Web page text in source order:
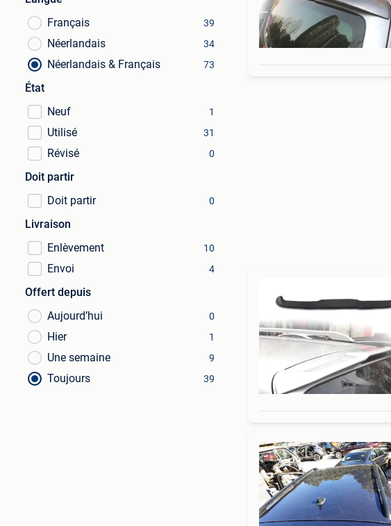
Français
39
Néerlandais 34
Néerlandais & Français 73
État
Neuf
1
Utilisé 31
Révisé 0
Doit partir
Doit partir
0
Livraison
Enlèvement
10
Envoi 4
Offert depuis
Aujourd’hui
0
Hier 1
Une semaine 9
Toujours 39